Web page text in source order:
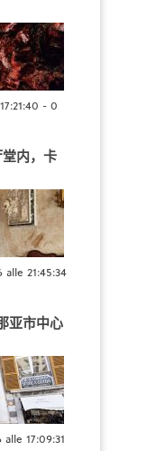
- 0
堂内，卡
21:45:34
亚市中心
17:09:31